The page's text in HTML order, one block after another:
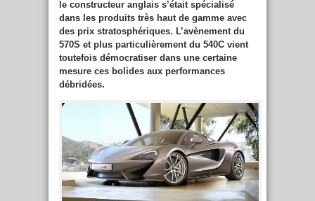
le constructeur anglais s’était spécialisé
dans les produits très haut de gamme avec
des prix stratosphériques. L’avènement du
570S et plus particulièrement du 540C vient
toutefois démocratiser dans une certaine
mesure ces bolides aux performances
débridées.